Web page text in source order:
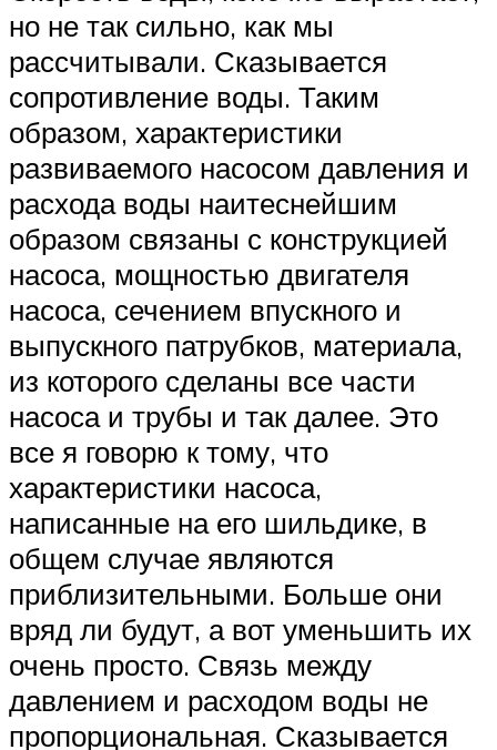
но не так сильно, как мы
рассчитывали. Сказывается
сопротивление воды. Таким
образом, характеристики
развиваемого насосом давления и
расхода воды наитеснейшим
образом связаны с конструкцией
насоса, мощностью двигателя
насоса, сечением впускного и
выпускного патрубков, материала,
из которого сделаны все части
насоса и трубы и так далее. Это
все я говорю к тому, что
характеристики насоса,
написанные на его шильдике, в
общем случае являются
приблизительными. Больше они
вряд ли будут, а вот уменьшить их
очень просто. Связь между
давлением и расходом воды не
пропорциональная. Сказывается